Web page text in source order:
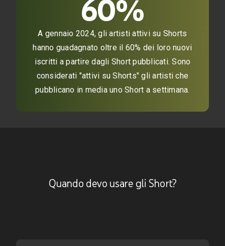
60%
A gennaio 2024, gli artisti attivi su Shorts
hanno guadagnato oltre il 60% dei loro nuovi
iscritti a partire dagli Short pubblicati. Sono
considerati "attivi su Shorts" gli artisti che
pubblicano in media uno Short a settimana.
Quando devo usare gli Short?